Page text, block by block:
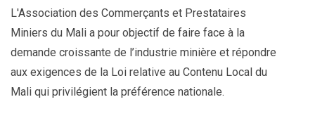
L'Association des Commerçants et Prestataires
Miniers du Mali a pour objectif de faire face à la
demande croissante de l’industrie minière et répondre
aux exigences de la Loi relative au Contenu Local du
Mali qui privilégient la préférence nationale.